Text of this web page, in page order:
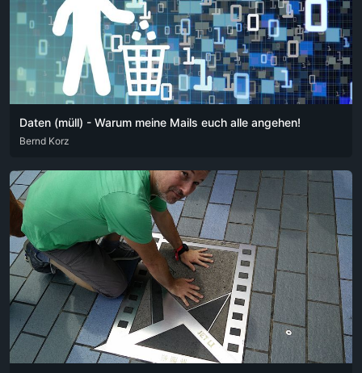
Daten (müll) - Warum meine Mails euch alle angehen!
DEU ENG
Bernd Korz